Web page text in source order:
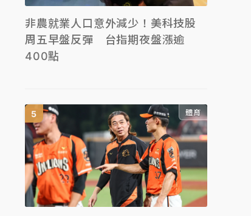
非農就業人口意外減少！美科技股
周五早盤反彈 台指期夜盤漲逾
400點
體育